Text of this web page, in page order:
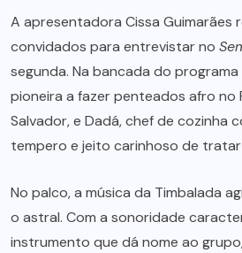
A apresentadora Cissa Guimarães
convidados para entrevistar no
segunda. Na bancada do
pioneira a fazer penteados afro no
Salvador, e Dadá, chef de cozinha
tempero e jeito carinhoso de tratar
No palco, a música da Timbalada
o astral. Com a sonoridade
instrumento que dá nome ao